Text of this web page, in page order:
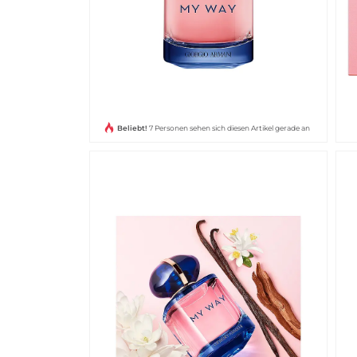
Beliebt! 7 Personen sehen sich diesen Artikel gerade an